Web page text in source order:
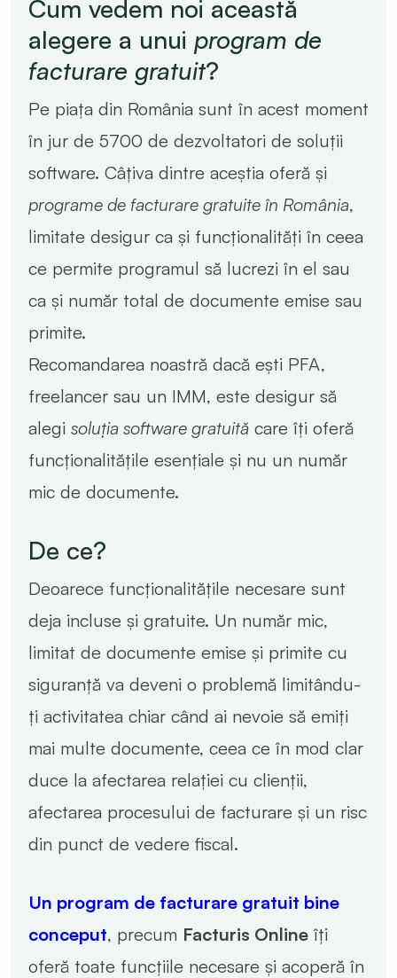
Cum vedem noi această
alegere a unui program de
facturare gratuit?
Pe piața din România sunt în acest moment
în jur de 5700 de dezvoltatori de soluții
software. Câțiva dintre aceștia oferă și
programe de facturare gratuite în România,
limitate desigur ca și funcționalități în ceea
ce permite programul să lucrezi în el sau
ca și număr total de documente emise sau
primite.
Recomandarea noastră dacă ești PFA,
freelancer sau un IMM, este desigur să
alegi soluția software gratuită care îți oferă
funcționalitățile esențiale și nu un număr
mic de documente.
De ce?
Deoarece funcționalitățile necesare sunt
deja incluse și gratuite. Un număr mic,
limitat de documente emise și primite cu
siguranță va deveni o problemă limitându-
ți activitatea chiar când ai nevoie să emiți
mai multe documente, ceea ce în mod clar
duce la afectarea relației cu clienții,
afectarea procesului de facturare și un risc
din punct de vedere fiscal.
Un program de facturare gratuit bine
conceput, precum Facturis Online îți
oferă toate funcțiile necesare și acoperă în